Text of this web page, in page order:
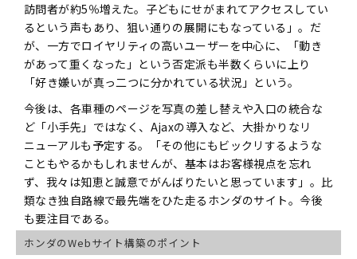
訪問者が約5％増えた。子どもにせがまれてアクセスしてい
るという声もあり、狙い通りの展開にもなっている」。だ
が、一方でロイヤリティの高いユーザーを中心に、「動き
があって重くなった」という否定派も半数くらいに上り
「好き嫌いが真っ二つに分かれている状況」という。
今後は、各車種のページを写真の差し替えや入口の統合な
ど「小手先」ではなく、Ajaxの導入など、大掛かりなリ
ニューアルも予定する。「その他にもビックリするような
こともやるかもしれませんが、基本はお客様視点を忘れ
ず、我々は知恵と誠意でがんばりたいと思っています」。比
類なき独自路線で最先端をひた走るホンダのサイト。今後
も要注目である。
ホンダのWebサイト構築のポイント